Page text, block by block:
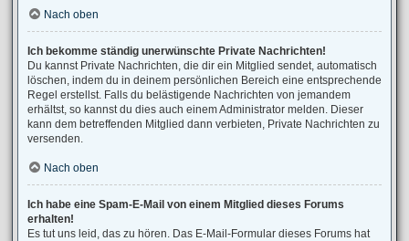
Nach oben
Ich bekomme ständig unerwünschte Private Nachrichten!
Du kannst Private Nachrichten, die dir ein Mitglied sendet, automatisch
löschen, indem du in deinem persönlichen Bereich eine entsprechende
Regel erstellst. Falls du belästigende Nachrichten von jemandem
erhältst, so kannst du dies auch einem Administrator melden. Dieser
kann dem betreffenden Mitglied dann verbieten, Private Nachrichten zu
versenden.
Nach oben
Ich habe eine Spam-E-Mail von einem Mitglied dieses Forums
erhalten!
Es tut uns leid, das zu hören. Das E-Mail-Formular dieses Forums hat